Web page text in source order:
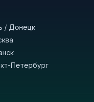
/ Донецк
Петербург